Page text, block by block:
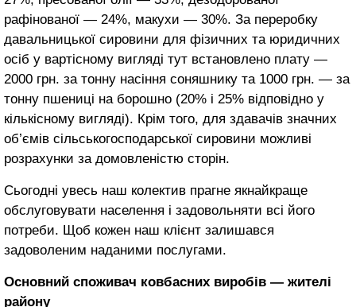
рафінованої ― 24%, макухи ― 30%. За переробку
давальницької сировини для фізичних та юридичних
осіб у вартісному вигляді тут встановлено плату ―
2000 грн. за тонну насіння соняшнику та 1000 грн. ― за
тонну пшениці на борошно (20% і 25% відповідно у
кількісному вигляді). Крім того, для здавачів значних
об’ємів сільськогосподарської сировини можливі
розрахунки за домовленістю сторін.
Сьогодні увесь наш колектив прагне якнайкраще
обслуговувати населення і задовольняти всі його
потреби. Щоб кожен наш клієнт залишався
задоволеним наданими послугами.
Основний споживач ковбасних виробів ― жителі
району